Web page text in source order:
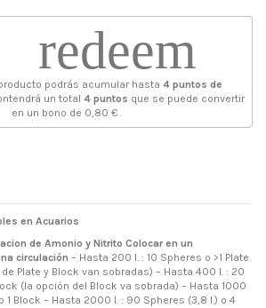
redeem
podrás acumular hasta 4puntos de
un total 4 puntos que se puede convertir
en un bono de 0,80 € .
en Acuarios
de Amonio y Nitrito Colocar en un
circulación – Hasta 200 l. : 10 Spheres o >1 Plate
Plate y Block van sobradas) – Hasta 400 l. : 20
(la opción del Block va sobrada) – Hasta 1000
1 Block – Hasta 2000 l. : 90 Spheres (3,8 l.) o 4